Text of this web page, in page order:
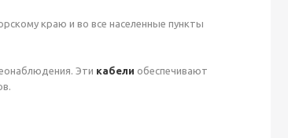
краю и во все населенные пункты
Эти кабели обеспечивают